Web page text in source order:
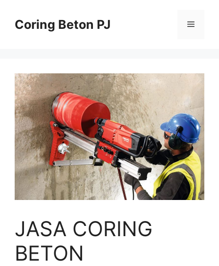
contentCoring Beton PJ Menu
JASA CORING
BETON